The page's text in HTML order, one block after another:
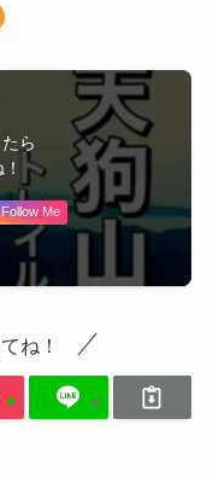
ら
Follow Me
ね！